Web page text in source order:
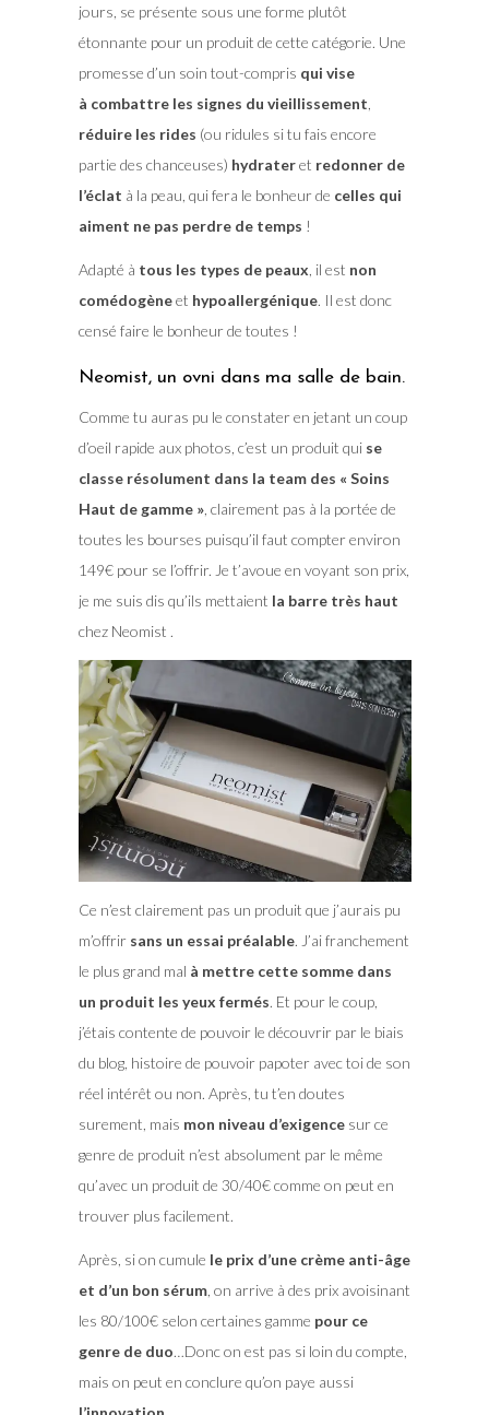
jours, se présente sous une forme plutôt
étonnante pour un produit de cette catégorie. Une
promesse d’un soin tout-compris qui vise
à combattre les signes du vieillissement
réduire les rides (ou ridules si tu fais encore
partie des chanceuses) hydrateret redonner de
l’éclat à la peau, qui fera le bonheur de celles qui
aiment ne pas perdre de temps !
Adapté à tous les types de peaux , il est non
comédogèneet hypoallergénique. Il est donc
censé faire le bonheur de toutes !
Neomist, un ovni dans ma salle de bain.
Comme tu auras pu le constater en jetant un coup
d’oeil rapide aux photos, c’est un produit qui se
classe résolument dans la team des « Soins
Haut de gamme », clairement pas à la portée de
toutes les bourses puisqu’il faut compter environ
149€ pour se l’offrir. Je t’avoue en voyant son prix,
je me suis dis qu’ils mettaient la barre très haut
chez Neomist .
Ce n’est clairement pas un produit que j’aurais pu
m’offrir sans un essai préalable. J’ai franchement
le plus grand mal à mettre cette somme dans
un produit les yeux fermés. Et pour le coup,
j’étais contente de pouvoir le découvrir par le biais
du blog, histoire de pouvoir papoter avec toi de son
réel intérêt ou non. Après, tu t’en doutes
surement, mais mon niveau d’exigencesur ce
genre de produit n’est absolument par le même
qu’avec un produit de 30/40€ comme on peut en
trouver plus facilement.
Après, si on cumule le prix d’une crème anti-âge
et d’un bon sérum, on arrive à des prix avoisinant
les 80/100€ selon certaines gamme pour ce
genre de duo…Donc on est pas si loin du compte,
mais on peut en conclure qu’on paye aussi